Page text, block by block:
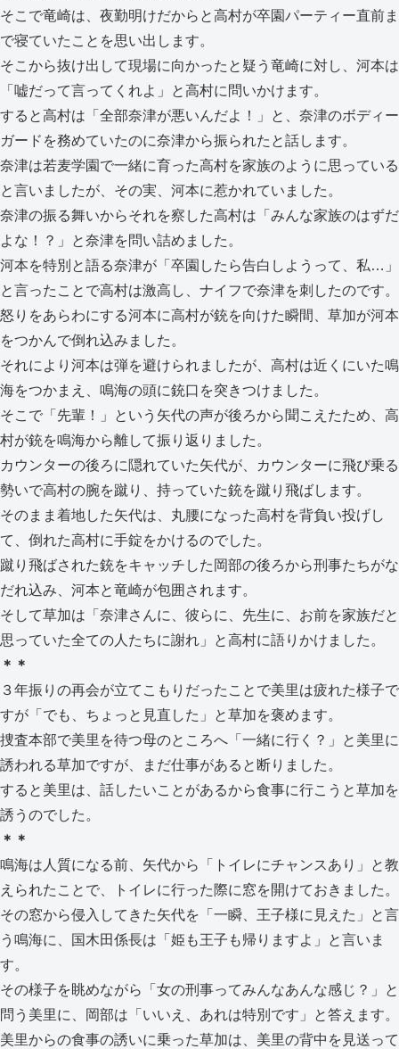
そこで竜崎は、夜勤明けだからと高村が卒園パーティー直前ま
で寝ていたことを思い出します。
そこから抜け出して現場に向かったと疑う竜崎に対し、河本は
「嘘だって言ってくれよ」と高村に問いかけます。
すると高村は「全部奈津が悪いんだよ！」と、奈津のボディー
ガードを務めていたのに奈津から振られたと話します。
奈津は若麦学園で一緒に育った高村を家族のように思っている
と言いましたが、その実、河本に惹かれていました。
奈津の振る舞いからそれを察した高村は「みんな家族のはずだ
よな！？」と奈津を問い詰めました。
河本を特別と語る奈津が「卒園したら告白しようって、私…」
と言ったことで高村は激高し、ナイフで奈津を刺したのです。
怒りをあらわにする河本に高村が銃を向けた瞬間、草加が河本
をつかんで倒れ込みました。
それにより河本は弾を避けられましたが、高村は近くにいた鳴
海をつかまえ、鳴海の頭に銃口を突きつけました。
そこで「先輩！」という矢代の声が後ろから聞こえたため、高
村が銃を鳴海から離して振り返りました。
カウンターの後ろに隠れていた矢代が、カウンターに飛び乗る
勢いで高村の腕を蹴り、持っていた銃を蹴り飛ばします。
そのまま着地した矢代は、丸腰になった高村を背負い投げし
て、倒れた高村に手錠をかけるのでした。
蹴り飛ばされた銃をキャッチした岡部の後ろから刑事たちがな
だれ込み、河本と竜崎が包囲されます。
そして草加は「奈津さんに、彼らに、先生に、お前を家族だと
思っていた全ての人たちに謝れ」と高村に語りかけました。
＊＊
３年振りの再会が立てこもりだったことで美里は疲れた様子で
すが「でも、ちょっと見直した」と草加を褒めます。
捜査本部で美里を待つ母のところへ「一緒に行く？」と美里に
誘われる草加ですが、まだ仕事があると断りました。
すると美里は、話したいことがあるから食事に行こうと草加を
誘うのでした。
＊＊
鳴海は人質になる前、矢代から「トイレにチャンスあり」と教
えられたことで、トイレに行った際に窓を開けておきました。
その窓から侵入してきた矢代を「一瞬、王子様に見えた」と言
う鳴海に、国木田係長は「姫も王子も帰りますよ」と言いま
す。
その様子を眺めながら「女の刑事ってみんなあんな感じ？」と
問う美里に、岡部は「いいえ、あれは特別です」と答えます。
美里からの食事の誘いに乗った草加は、美里の背中を見送って